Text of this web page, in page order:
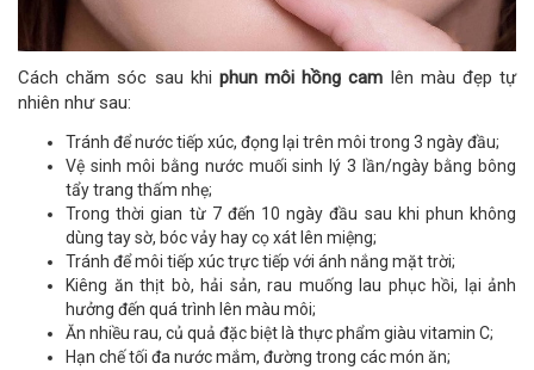
Cách chăm sóc sau khi phun môi hồng cam lên màu đẹp tự
nhiên như sau:
Tránh để nước tiếp xúc, đọng lại trên môi trong 3 ngày đầu;
Vệ sinh môi bằng nước muối sinh lý 3 lần/ngày bằng bông
tẩy trang thấm nhẹ;
Trong thời gian từ 7 đến 10 ngày đầu sau khi phun không
dùng tay sờ, bóc vảy hay cọ xát lên miệng;
Tránh để môi tiếp xúc trực tiếp với ánh nắng mặt trời;
Kiêng ăn thịt bò, hải sản, rau muống lau phục hồi, lại ảnh
hưởng đến quá trình lên màu môi;
Ăn nhiều rau, củ quả đặc biệt là thực phẩm giàu vitamin C;
Hạn chế tối đa nước mắm, đường trong các món ăn;